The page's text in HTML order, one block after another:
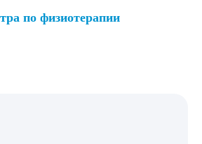
по физиотерапии